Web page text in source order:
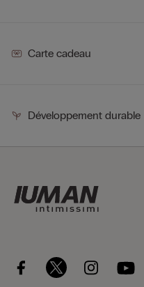
Carte cadeau
Développement durable